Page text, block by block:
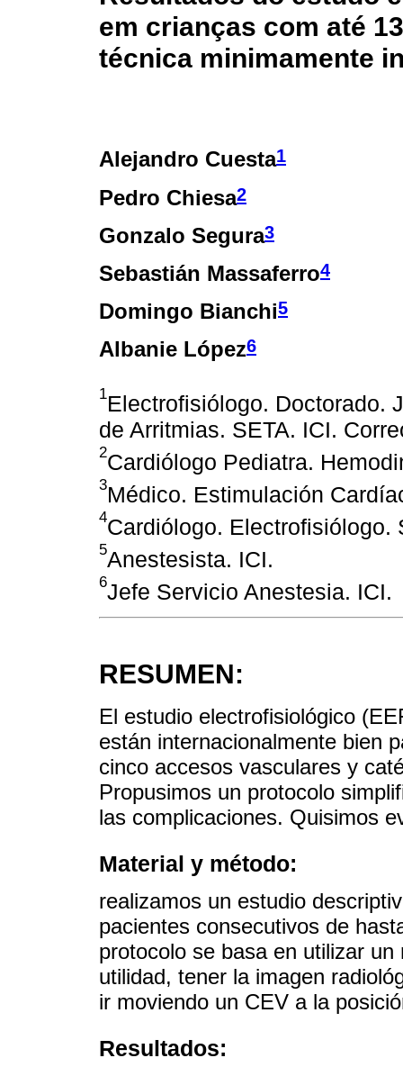
em crianças com até
técnica minimamente
Alejandro Cuesta1
Pedro Chiesa2
Gonzalo Segura3
Sebastián Massaferro4
Domingo Bianchi5
Albanie López6
1Electrofisiólogo. Doctorado.
de Arritmias. SETA. ICI.
2Cardiólogo Pediatra.
3Médico. Estimulación
4Cardiólogo. Electrofisiólogo.
5Anestesista. ICI.
6Jefe Servicio Anestesia. ICI.
RESUMEN:
El estudio electrofisiológico
están internacionalmente bien
cinco accesos vasculares y
Propusimos un protocolo
las complicaciones. Quisimos
Material y método:
realizamos un estudio
pacientes consecutivos de
protocolo se basa en utilizar
utilidad, tener la imagen
ir moviendo un CEV a la
Resultados: